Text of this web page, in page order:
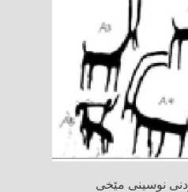
نوسینی مێخی